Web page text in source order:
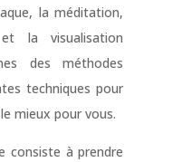
la méditation,
la visualisation
des méthodes
techniques pour
mieux pour vous.
consiste à prendre